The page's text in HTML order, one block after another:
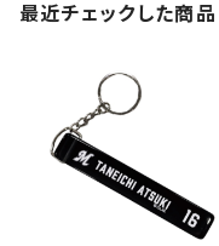
最近チェックした商品